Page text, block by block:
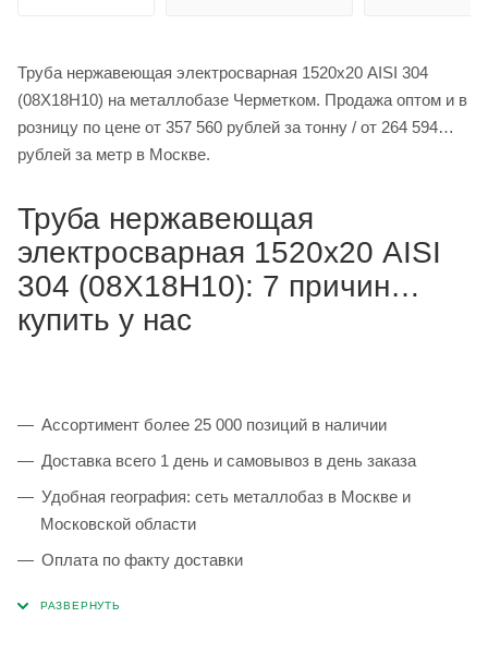
Труба нержавеющая электросварная 1520х20 AISI 304
(08Х18Н10) на металлобазе Черметком. Продажа оптом и в
розницу по цене от 357 560 рублей за тонну / от 264 594
рублей за метр в Москве.
Труба нержавеющая
электросварная 1520х20 AISI
304 (08Х18Н10): 7 причин
купить у нас
Ассортимент более 25 000 позиций в наличии
Доставка всего 1 день и самовывоз в день заказа
Удобная география: сеть металлобаз в Москве и
Московской области
Оплата по факту доставки